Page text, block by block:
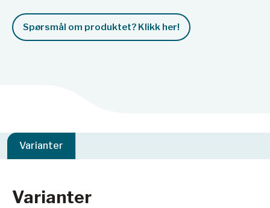
Spørsmål om produktet? Klikk her!
Varianter
Varianter